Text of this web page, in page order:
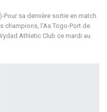
sa dernière sortie en match
champions, l'As Togo-Port de
Athletic Club ce mardi au